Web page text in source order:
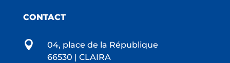
CONTACT

04, place de la République
66530 | CLAIRA